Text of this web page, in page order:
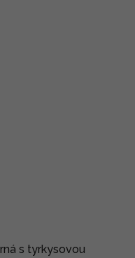
s tyrkysovou